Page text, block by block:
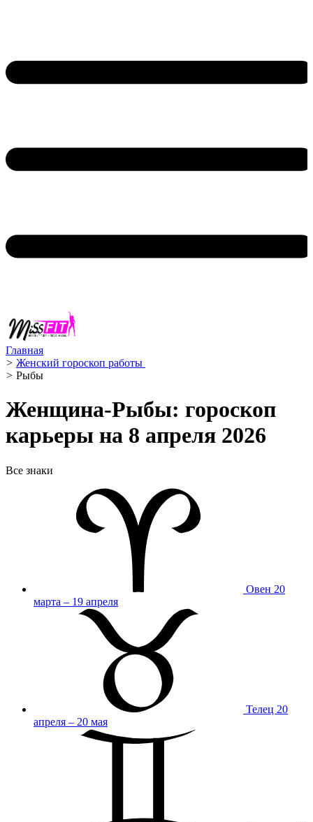
Главная
> Женский гороскоп работы ‍
> Рыбы ️
Женщина-Рыбы: гороскоп
карьеры на 8 апреля 2026
Все знаки
Овен 20
марта – 19 апреля
Телец 20
апреля – 20 мая